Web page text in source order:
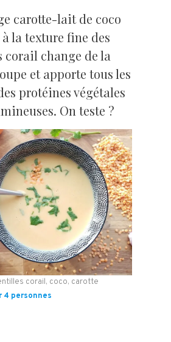
carotte-lait de coco
la texture fine des
change de la
et apporte tous les
protéines végétales
On teste ?
corail, coco, carotte
4 personnes